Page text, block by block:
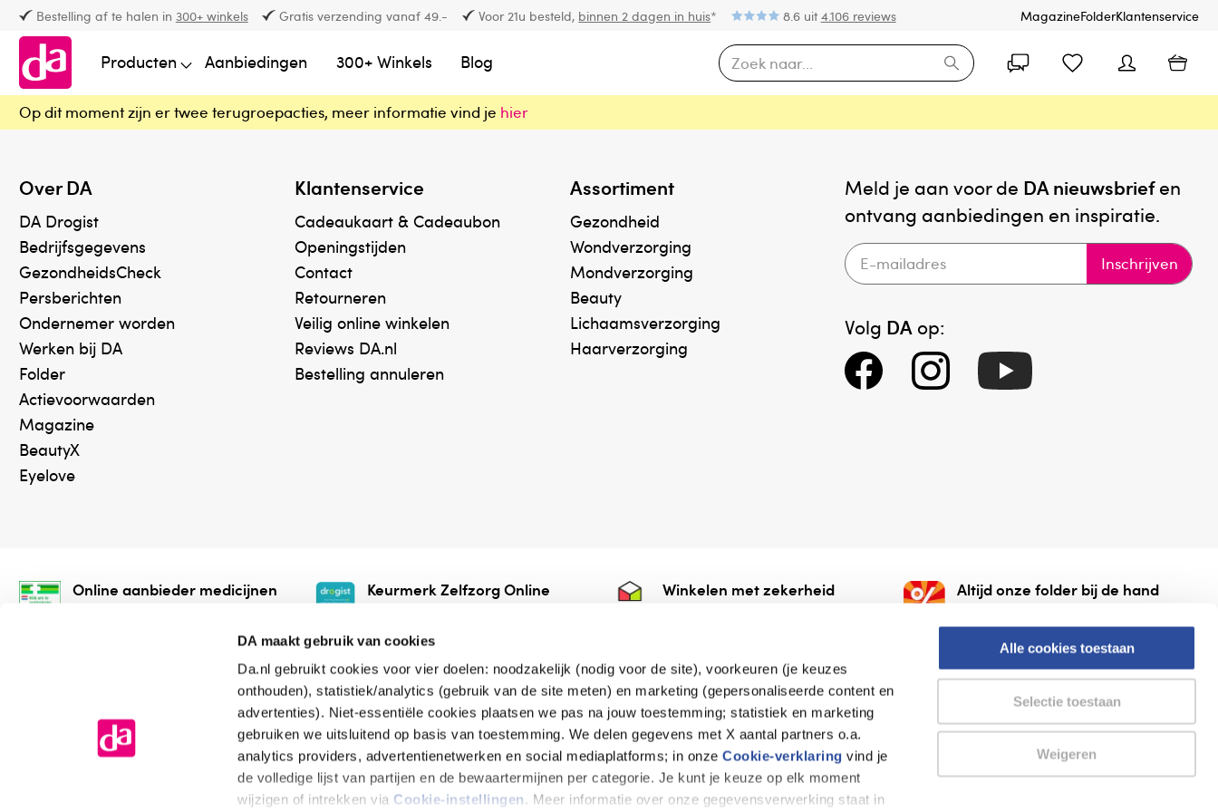
DA maakt gebruik van cookies
Da.nl gebruikt cookies voor vier doelen: noodzakelijk (nodig voor de site), voorkeuren (je keuzes
onthouden), statistiek/analytics (gebruik van de site meten) en marketing (gepersonaliseerde content en
advertenties). Niet-essentiële cookies plaatsen we pas na jouw toestemming; statistiek en marketing
gebruiken we uitsluitend op basis van toestemming. We delen gegevens met X aantal partners o.a.
analytics providers, advertentienetwerken en social mediaplatforms; in onzeCookie-verklaring vind je
de volledige lijst van partijen en de bewaartermijnen per categorie. Je kunt je keuze op elk moment
wijzigen of intrekken via Cookie-instellingen. Meer informatie over onze gegevensverwerking staat in
Alle cookies toestaan
Selectie toestaan
Weigeren
Bestelling af te halen in 300+ winkels Gratis verzending vanaf 49.- Voor 21u besteld, binnen 2 dagen in huis* 8.6 uit4.106 reviews MagazineFolderKlantenservice
Producten Aanbiedingen 300+ Winkels Blog
Op dit moment zijn er twee terugroepacties, meer informatie vind je hier
Over DA
DA Drogist
Bedrijfsgegevens
GezondheidsCheck
Persberichten
Ondernemer worden
Werken bij DA
Folder
Actievoorwaarden
Magazine
BeautyX
Eyelove
Klantenservice
Cadeaukaart & Cadeaubon
Openingstijden
Contact
Retourneren
Veilig online winkelen
Reviews DA.nl
Bestelling annuleren
Assortiment
Gezondheid
Wondverzorging
Mondverzorging
Beauty
Lichaamsverzorging
Haarverzorging
Meld je aan voor de DA nieuwsbriefen
ontvang aanbiedingen en inspiratie.
Inschrijven
Volg DA op:
Online aanbieder medicijnen
onze webshop mag verkopen.
Keurmerk Zelfzorg Online
online.
Winkelen met zekerheid Altijd onze folder bij de hand
AlleFolders.
de vriendelijke specialist
Algemene voorwaarden Cookieverklaring Disclaimer Privacy verklaring Thuiswinkel waarborg